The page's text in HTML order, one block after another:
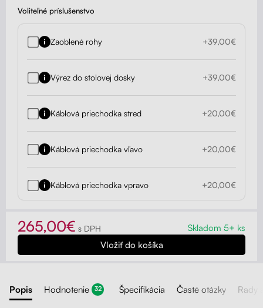
Voliteľné príslušenstvo
Zaoblené rohy +39,00€
Výrez do stolovej dosky +39,00€
Káblová priechodka stred +20,00€
Káblová priechodka vľavo +20,00€
Káblová priechodka vpravo +20,00€
265,00€ s DPH Skladom 5+ ks
Popis Hodnotenie 32 Špecifikácia Časté otázky Rady